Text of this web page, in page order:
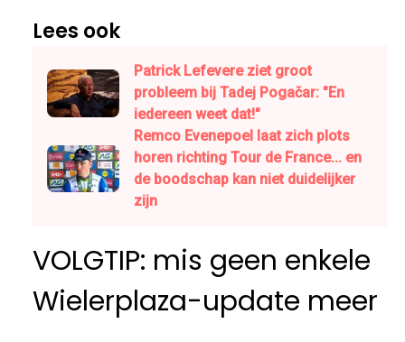
Lees ook
Patrick Lefevere ziet groot
probleem bij Tadej Pogačar: "En
iedereen weet dat!"
Remco Evenepoel laat zich plots
horen richting Tour de France... en
de boodschap kan niet duidelijker
zijn
VOLGTIP: mis geen enkele
Wielerplaza-update meer